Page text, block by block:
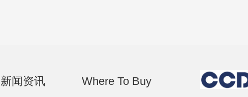
新闻资讯 Where To Buy